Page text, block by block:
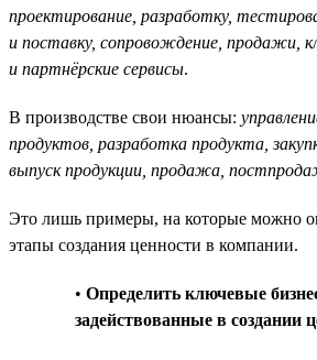
проектирование, разработку,
и поставку, сопровождение, продажи,
и партнёрские сервисы.
В производстве свои нюансы:
продуктов, разработка продукта,
выпуск продукции, продажа,
Это лишь примеры, на которые можно
этапы создания ценности в компании.
• Определить ключевые
задействованные в создании